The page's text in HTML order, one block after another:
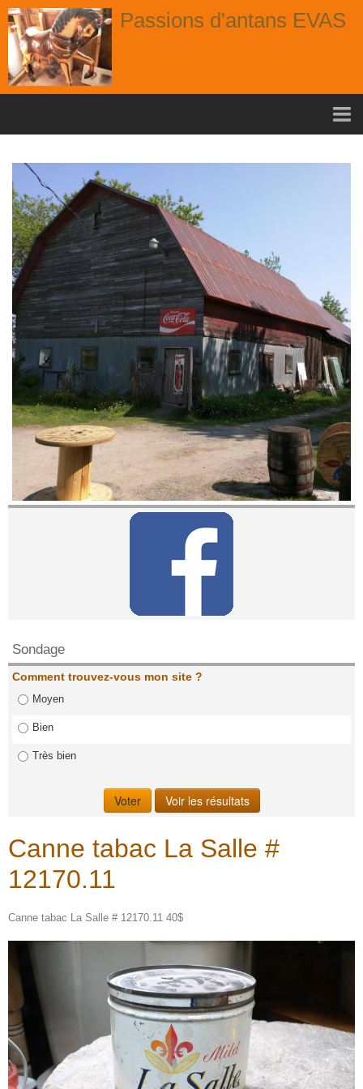
Passions d'antans EVAS
nouvelle arrivage aout
Album
Portes
Fenêtres
Chaises
Contact
Contactez nous!
Sondage
Comment trouvez-vous mon site ?
Moyen
Bien
Très bien
Canne tabac La Salle #
12170.11
Canne tabac La Salle # 12170.11 40$